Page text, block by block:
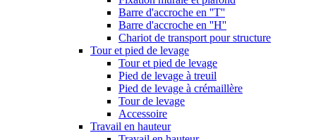
Barre d'accroche en ''T''
Barre d'accroche en ''H''
Chariot de transport pour structure
Tour et pied de levage
Tour et pied de levage
Pied de levage à treuil
Pied de levage à crémaillère
Tour de levage
Accessoire
Travail en hauteur